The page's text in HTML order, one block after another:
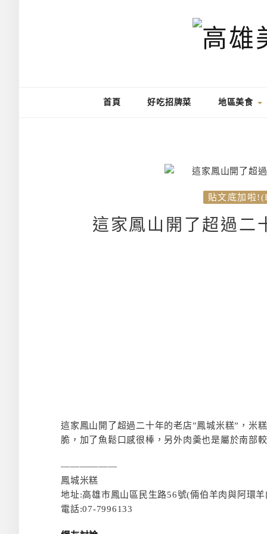
首頁 好吃招牌菜 地區美食
貼文底加啦
這家鳳山開了超過
這家鳳山開了超過二十年的老店”鳳城米糕”，米
脆，加了 魚鬆口感很棒，另外肉羮也是屬於南部
——————
鳳城米糕
地址:高雄市鳳山區民生路56號(倆伯羊肉與阿環羊
電話:07-7996133